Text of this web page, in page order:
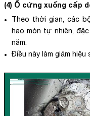
(4) Ổ cứng xuống cấp
Theo thời gian, các
hao mòn tự nhiên,
năm.
Điều này làm giảm